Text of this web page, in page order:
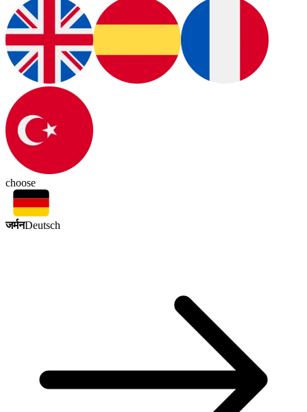
choose
जर्मनDeutsch